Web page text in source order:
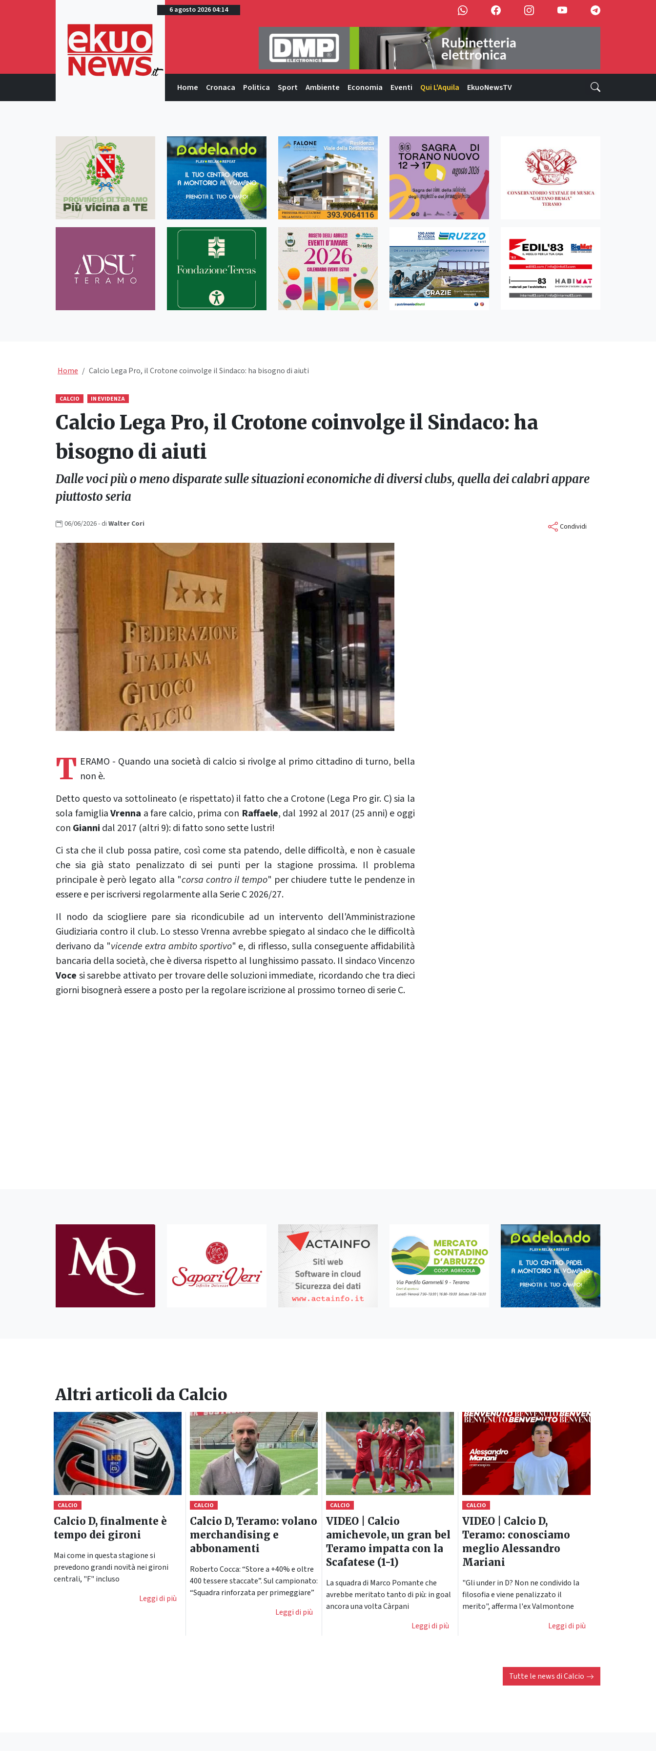
6 agosto 2026 04:14
Home Cronaca Politica Sport Ambiente Economia Eventi Qui L'Aquila EkuoNewsTV
Home Calcio Lega Pro, il Crotone coinvolge il Sindaco: ha bisogno di aiuti
CALCIO IN EVIDENZA
Calcio Lega Pro, il Crotone coinvolge il Sindaco: ha
bisogno di aiuti
Dalle voci più o meno disparate sulle situazioni economiche di diversi clubs, quella dei calabri appare
piuttosto seria
06/06/2026- di Walter Cori Condividi
T ERAMO - Quando una società di calcio si rivolge al primo cittadino di turno, bella
non è.
Detto questo va sottolineato (e rispettato) il fatto che a Crotone (Lega Pro gir. C) sia la
sola famigliaVrenna a fare calcio, prima con Raffaele, dal 1992 al 2017 (25 anni) e oggi
con Gianni dal 2017 (altri 9): di fatto sono sette lustri!
Ci sta che il club possa patire, così come sta patendo, delle difficoltà, e non è casuale
che sia già stato penalizzato di sei punti per la stagione prossima. Il problema
principale è però legato alla "corsa contro il tempo" per chiudere tutte le pendenze in
essere e per iscriversi regolarmente alla Serie C 2026/27.
Il nodo da sciogliere pare sia ricondicubile ad un intervento dell'Amministrazione
Giudiziaria contro il club. Lo stesso Vrenna avrebbe spiegato al sindaco che le difficoltà
derivano da "vicende extra ambito sportivo" e, di riflesso, sulla conseguente affidabilità
bancaria della società, che è diversa rispetto al lunghissimo passato. Il sindaco Vincenzo
Voce si sarebbe attivato per trovare delle soluzioni immediate, ricordando che tra dieci
giorni bisognerà essere a posto per la regolare iscrizione al prossimo torneo di serie C.
Altri articoli da Calcio
CALCIO
Calcio D, finalmente è
tempo dei gironi
Mai come in questa stagione si
prevedono grandi novità nei gironi
centrali, "F" incluso
Leggi di più
CALCIO
Calcio D, Teramo: volano
merchandising e
abbonamenti
Roberto Cocca: “Store a +40% e oltre
400 tessere staccate”. Sul campionato:
“Squadra rinforzata per primeggiare”
Leggi di più
CALCIO
VIDEO | Calcio
amichevole, un gran bel
Teramo impatta con la
Scafatese (1-1)
La squadra di Marco Pomante che
avrebbe meritato tanto di più: in goal
ancora una volta Càrpani
Leggi di più
CALCIO
VIDEO | Calcio D,
Teramo: conosciamo
meglio Alessandro
Mariani
"Gli under in D? Non ne condivido la
filosofia e viene penalizzato il
merito", afferma l'ex Valmontone
Leggi di più
Tutte le news diCalcio